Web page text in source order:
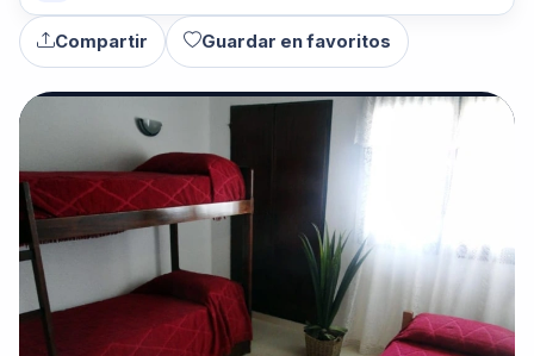
Compartir Guardar en favoritos